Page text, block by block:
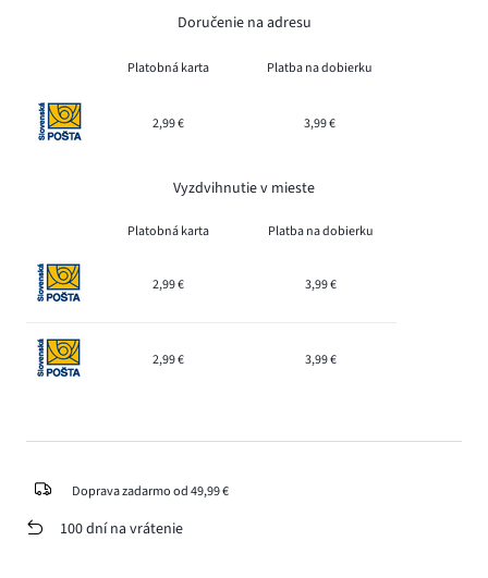
Doručenie na adresu
Platobná karta Platba na dobierku
2,99 € 3,99 €
Vyzdvihnutie v mieste
Platobná karta Platba na dobierku
2,99 € 3,99 €
2,99 € 3,99 €
Doprava zadarmo od 49,99 €
100 dní na vrátenie